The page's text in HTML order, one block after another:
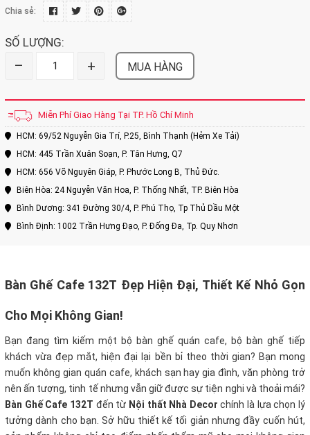
Chia sẻ:
SỐ LƯỢNG:
– + MUA HÀNG
Miễn Phí Giao Hàng Tại TP. Hồ Chí Minh
HCM: 69/52 Nguyễn Gia Trí, P.25, Bình Thạnh (Hẻm Xe Tải)
HCM: 445 Trần Xuân Soạn, P. Tân Hưng, Q7
HCM: 656 Võ Nguyên Giáp, P. Phước Long B, Thủ Đức.
Biên Hòa: 24 Nguyễn Văn Hoa, P. Thống Nhất, TP. Biên Hòa
Bình Dương: 341 Đường 30/4, P. Phú Thọ, Tp Thủ Dầu Một
Bình Định: 1002 Trần Hưng Đạo, P. Đống Đa, Tp. Quy Nhơn
Bàn Ghế Cafe 132T Đẹp Hiện Đại, Thiết Kế Nhỏ Gọn
Cho Mọi Không Gian!
Bạn đang tìm kiếm một bộ bàn ghế quán cafe, bộ bàn ghế tiếp
khách vừa đẹp mắt, hiện đại lại bền bỉ theo thời gian? Bạn mong
muốn không gian quán cafe, khách sạn hay gia đình, văn phòng trở
nên ấn tượng, tinh tế nhưng vẫn giữ được sự tiện nghi và thoải mái?
Bàn Ghế Cafe 132T đến từ Nội thất Nhà Decor chính là lựa chọn lý
tưởng dành cho bạn. Sở hữu thiết kế tối giản nhưng đầy cuốn hút,